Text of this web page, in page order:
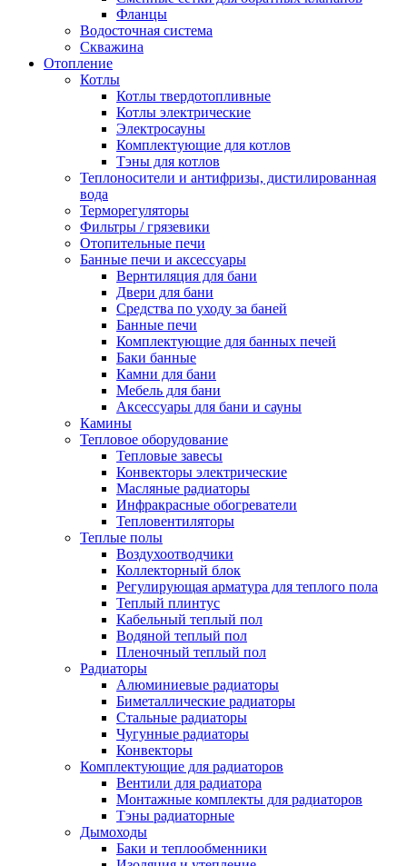
Фланцы
Водосточная система
Скважина
Отопление
Котлы
Котлы твердотопливные
Котлы электрические
Электросауны
Комплектующие для котлов
Тэны для котлов
Теплоносители и антифризы, дистилированная
вода
Терморегуляторы
Фильтры / грязевики
Отопительные печи
Банные печи и аксессуары
Вернтиляция для бани
Двери для бани
Средства по уходу за баней
Банные печи
Комплектующие для банных печей
Баки банные
Камни для бани
Мебель для бани
Аксессуары для бани и сауны
Камины
Тепловое оборудование
Тепловые завесы
Конвекторы электрические
Масляные радиаторы
Инфракрасные обогреватели
Тепловентиляторы
Теплые полы
Воздухоотводчики
Коллекторный блок
Регулирующая арматура для теплого пола
Теплый плинтус
Кабельный теплый пол
Водяной теплый пол
Пленочный теплый пол
Радиаторы
Алюминиевые радиаторы
Биметаллические радиаторы
Стальные радиаторы
Чугунные радиаторы
Конвекторы
Комплектующие для радиаторов
Вентили для радиатора
Монтажные комплекты для радиаторов
Тэны радиаторные
Дымоходы
Баки и теплообменники